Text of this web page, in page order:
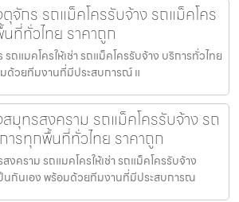
ตุจักร รถแม็คโครรับจ้าง รถแม็คโคร
ที่ทั่วไทย ราคาถูก
รถแมคโครให้เช่า รถแม็คโครรับจ้าง บริการทั่วไทย
มด้วยทีมงานที่มีประสบการณ์ แ
มุทรสงคราม รถแม็คโครรับจ้าง รถ
การทุกพื้นที่ทั่วไทย ราคาถูก
งคราม รถแมคโครให้เช่า รถแม็คโครรับจ้าง
ป็นกันเอง พร้อมด้วยทีมงานที่มีประสบการณ